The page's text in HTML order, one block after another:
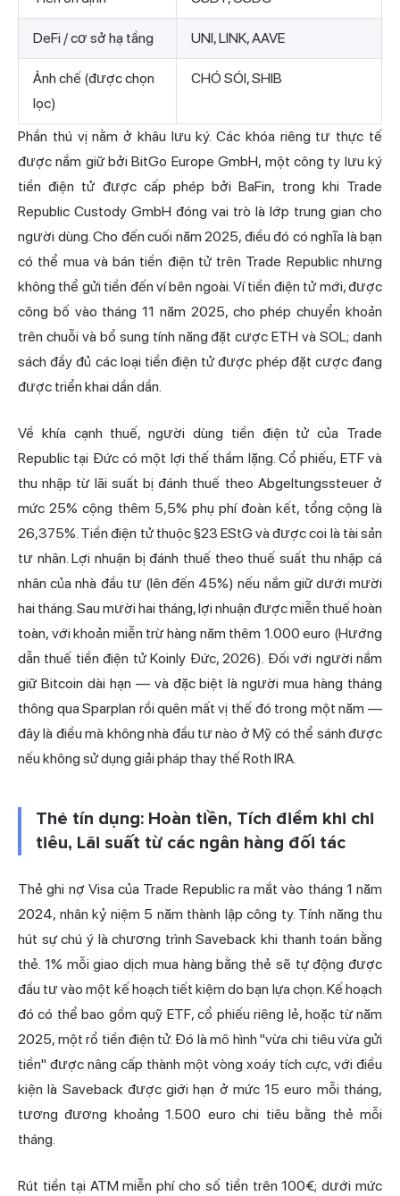
DeFi / cơ sở hạ tầng UNI, LINK, AAVE
Ảnh chế (được chọn
lọc)
CHÓ SÓI, SHIB
Phần thú vị nằm ở khâu lưu ký. Các khóa riêng tư thực tế
được nắm giữ bởi BitGo Europe GmbH, một công ty lưu ký
tiền điện tử được cấp phép bởi BaFin, trong khi Trade
Republic Custody GmbH đóng vai trò là lớp trung gian cho
người dùng. Cho đến cuối năm 2025, điều đó có nghĩa là bạn
có thể mua và bán tiền điện tử trên Trade Republic nhưng
không thể gửi tiền đến ví bên ngoài. Ví tiền điện tử mới, được
công bố vào tháng 11 năm 2025, cho phép chuyển khoản
trên chuỗi và bổ sung tính năng đặt cược ETH và SOL; danh
sách đầy đủ các loại tiền điện tử được phép đặt cược đang
được triển khai dần dần.
Về khía cạnh thuế, người dùng tiền điện tử của Trade
Republic tại Đức có một lợi thế thầm lặng. Cổ phiếu, ETF và
thu nhập từ lãi suất bị đánh thuế theo Abgeltungssteuer ở
mức 25% cộng thêm 5,5% phụ phí đoàn kết, tổng cộng là
26,375%. Tiền điện tử thuộc §23 EStG và được coi là tài sản
tư nhân. Lợi nhuận bị đánh thuế theo thuế suất thu nhập cá
nhân của nhà đầu tư (lên đến 45%) nếu nắm giữ dưới mười
hai tháng. Sau mười hai tháng, lợi nhuận được miễn thuế hoàn
toàn, với khoản miễn trừ hàng năm thêm 1.000 euro (Hướng
dẫn thuế tiền điện tử Koinly Đức, 2026). Đối với người nắm
giữ Bitcoin dài hạn — và đặc biệt là người mua hàng tháng
thông qua Sparplan rồi quên mất vị thế đó trong một năm —
đây là điều mà không nhà đầu tư nào ở Mỹ có thể sánh được
nếu không sử dụng giải pháp thay thế Roth IRA.
Thẻ tín dụng: Hoàn tiền, Tích điểm khi chi
tiêu, Lãi suất từ các ngân hàng đối tác
Thẻ ghi nợ Visa của Trade Republic ra mắt vào tháng 1 năm
2024, nhân kỷ niệm 5 năm thành lập công ty. Tính năng thu
hút sự chú ý là chương trình Saveback khi thanh toán bằng
thẻ. 1% mỗi giao dịch mua hàng bằng thẻ sẽ tự động được
đầu tư vào một kế hoạch tiết kiệm do bạn lựa chọn. Kế hoạch
đó có thể bao gồm quỹ ETF, cổ phiếu riêng lẻ, hoặc từ năm
2025, một rổ tiền điện tử. Đó là mô hình "vừa chi tiêu vừa gửi
tiền" được nâng cấp thành một vòng xoáy tích cực, với điều
kiện là Saveback được giới hạn ở mức 15 euro mỗi tháng,
tương đương khoảng 1.500 euro chi tiêu bằng thẻ mỗi
tháng.
Rút tiền tại ATM miễn phí cho số tiền trên 100€; dưới mức